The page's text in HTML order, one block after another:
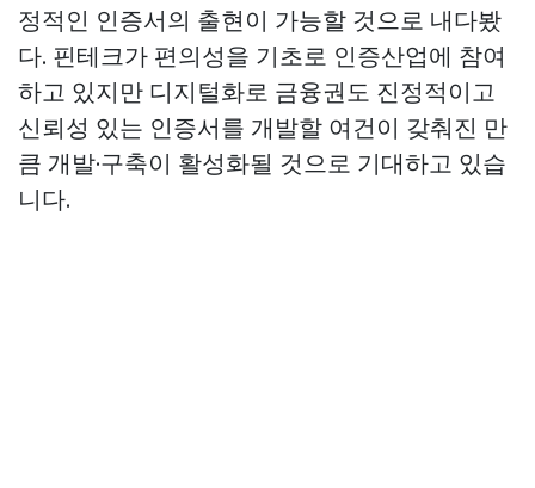
정적인 인증서의 출현이 가능할 것으로 내다봤
다. 핀테크가 편의성을 기초로 인증산업에 참여
하고 있지만 디지털화로 금융권도 진정적이고
신뢰성 있는 인증서를 개발할 여건이 갖춰진 만
큼 개발·구축이 활성화될 것으로 기대하고 있습
니다.